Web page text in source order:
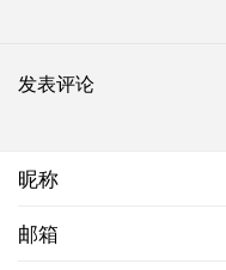
发表评论
昵称
邮箱